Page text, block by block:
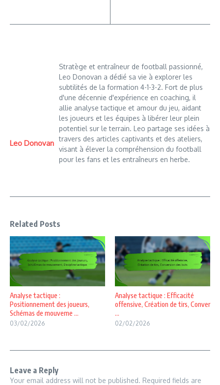
Leo Donovan
Stratège et entraîneur de football passionné,
Leo Donovan a dédié sa vie à explorer les
subtilités de la formation 4-1-3-2. Fort de plus
d'une décennie d'expérience en coaching, il
allie analyse tactique et amour du jeu, aidant
les joueurs et les équipes à libérer leur plein
potentiel sur le terrain. Leo partage ses idées à
travers des articles captivants et des ateliers,
visant à élever la compréhension du football
pour les fans et les entraîneurs en herbe.
Related Posts
Analyse tactique :
Positionnement des joueurs,
Schémas de mouveme ...
03/02/2026
Analyse tactique : Efficacité
offensive, Création de tirs, Conver
...
02/02/2026
Leave a Reply
Your email address will not be published. Required fields are